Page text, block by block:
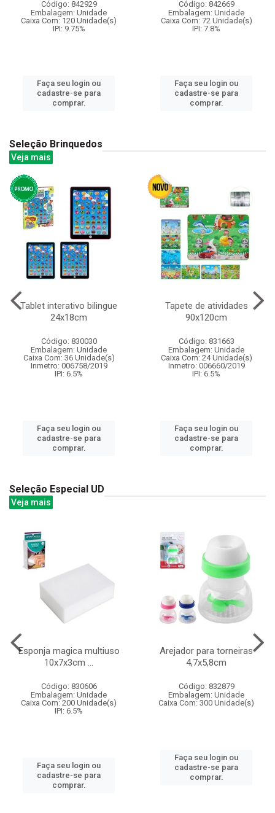
Código: 842929
Embalagem: Unidade
Caixa Com: 120 Unidade(s)
IPI: 9.75%
Faça seu login ou
cadastre-se para
comprar.
Código: 842669
Embalagem: Unidade
Caixa Com: 72 Unidade(s)
IPI: 7.8%
Faça seu login ou
cadastre-se para
comprar.
Seleção Brinquedos
Veja mais
Tablet interativo bilingue
24x18cm
Código: 830030
Embalagem: Unidade
Caixa Com: 36 Unidade(s)
Inmetro: 006758/2019
IPI: 6.5%
Faça seu login ou
cadastre-se para
comprar.
Tapete de atividades
90x120cm
Código: 831663
Embalagem: Unidade
Caixa Com: 24 Unidade(s)
Inmetro: 006660/2019
IPI: 6.5%
Faça seu login ou
cadastre-se para
comprar.
Seleção Especial UD
Veja mais
Esponja magica multiuso
10x7x3cm ...
Código: 830606
Embalagem: Unidade
Caixa Com: 200 Unidade(s)
IPI: 6.5%
Faça seu login ou
cadastre-se para
comprar.
Arejador para torneiras
4,7x5,8cm
Código: 832879
Embalagem: Unidade
Caixa Com: 300 Unidade(s)
Faça seu login ou
cadastre-se para
comprar.